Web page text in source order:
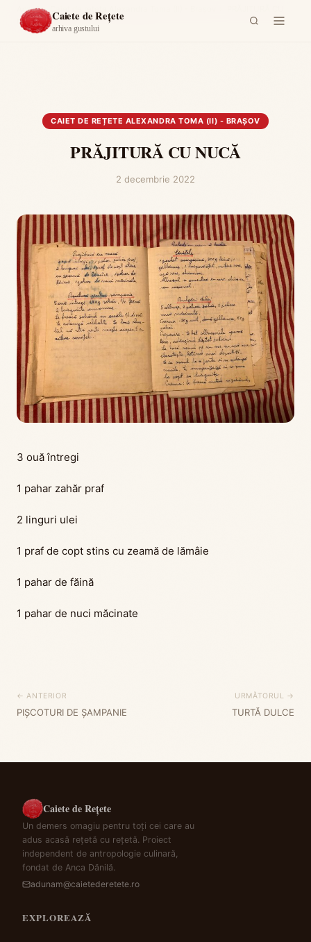
Caiete de Rețete
arhiva gustului
Acasă ›
NUCĂ
CAIET DE REȚETE ALEXANDRA TOMA (II) - BRAȘOV
PRĂJITURĂ CU NUCĂ
2 decembrie 2022
3 ouă întregi
1 pahar zahăr praf
2 linguri ulei
1 praf de copt stins cu zeamă de lămâie
1 pahar de făină
1 pahar de nuci măcinate
← ANTERIOR
PIȘCOTURI DE ȘAMPANIE
URMĂTORUL →
TURTĂ DULCE
Caiete de Rețete
Un demers omagiu pentru toți cei care au
adus acasă rețetă cu rețetă. Proiect
independent de antropologie culinară,
fondat de Anca Dănilă.
adunam@caietederetete.ro
EXPLOREAZĂ